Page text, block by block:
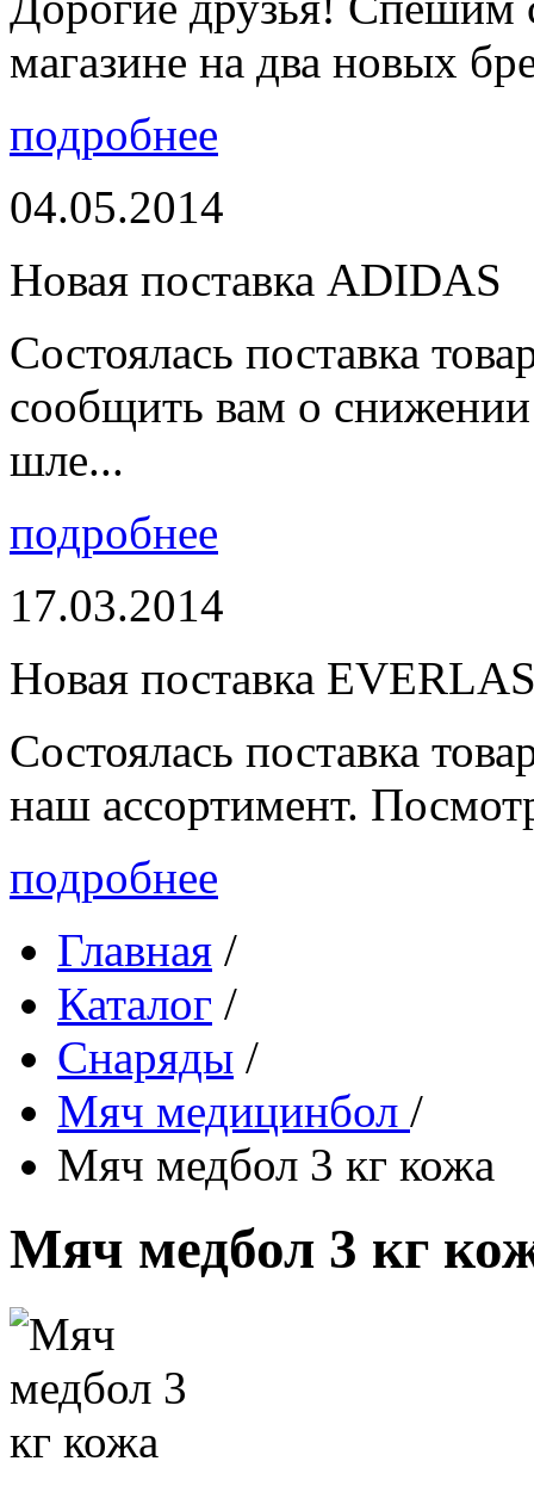
магазине на два новых
подробнее
04.05.2014
Новая поставка ADIDAS
Состоялась поставка
сообщить вам о
шле...
подробнее
17.03.2014
Новая поставка
Состоялась поставка
наш ассортимент.
подробнее
Главная /
Каталог /
Снаряды /
Мяч медицинбол /
Мяч медбол 3 кг кожа
Мяч медбол 3 кг